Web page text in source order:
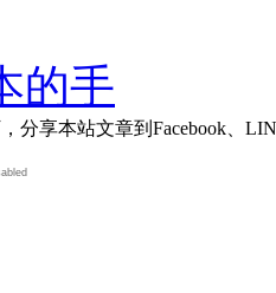
的手
分享本站文章到Facebook、